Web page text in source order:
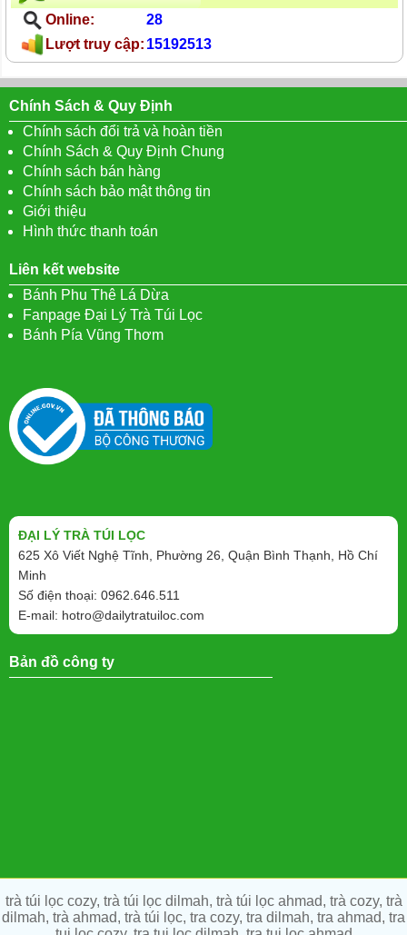
Online:
28
Lượt truy cập: 15192513
Chính Sách & Quy Định
Chính sách đổi trả và hoàn tiền
Chính Sách & Quy Định Chung
Chính sách bán hàng
Chính sách bảo mật thông tin
Giới thiệu
Hình thức thanh toán
Liên kết website
Bánh Phu Thê Lá Dừa
Fanpage Đại Lý Trà Túi Lọc
Bánh Pía Vũng Thơm
ĐẠI LÝ TRÀ TÚI LỌC
625 Xô Viết Nghệ Tĩnh, Phường 26, Quận Bình Thạnh, Hồ Chí
Minh
Số điện thoại: 0962.646.511
E-mail: hotro@dailytratuiloc.com
Bản đồ công ty
trà túi lọc cozy, trà túi lọc dilmah, trà túi lọc ahmad, trà cozy, trà
dilmah, trà ahmad, trà túi lọc, tra cozy, tra dilmah, tra ahmad, tra